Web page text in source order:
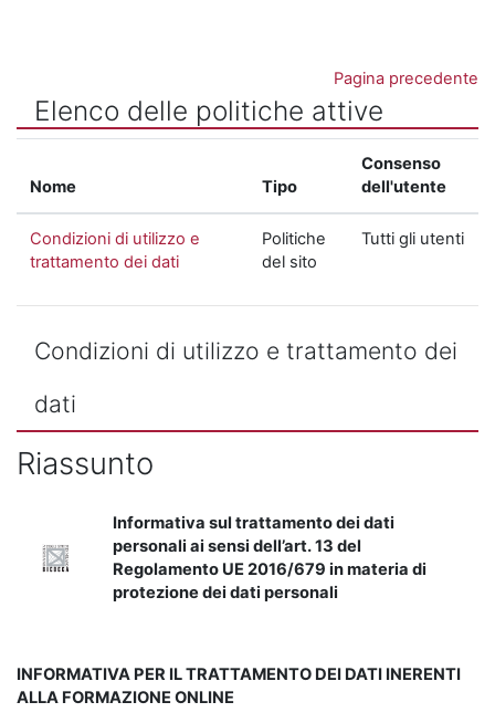
Pagina precedente
Elenco delle politiche attive
Nome Tipo
Consenso
dell'utente
Condizioni di utilizzo e
trattamento dei dati
Politiche
del sito
Tutti gli utenti
Condizioni di utilizzo e trattamento dei
dati
Riassunto
Informativa sul trattamento dei dati
personali ai sensi dell’art. 13 del
Regolamento UE 2016/679 in materia di
protezione dei dati personali
INFORMATIVA PER IL TRATTAMENTO DEI DATI INERENTI
ALLA FORMAZIONE ONLINE